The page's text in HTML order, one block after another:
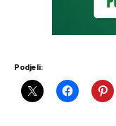
Podjeli: